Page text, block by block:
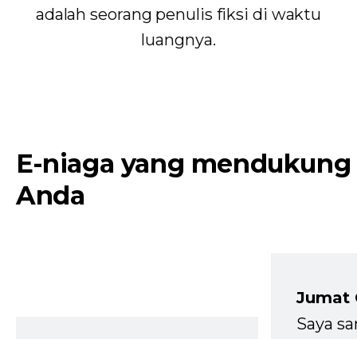
adalah seorang penulis fiksi di waktu
luangnya.
E-niaga yang mendukung
Anda
Jumat
Saya